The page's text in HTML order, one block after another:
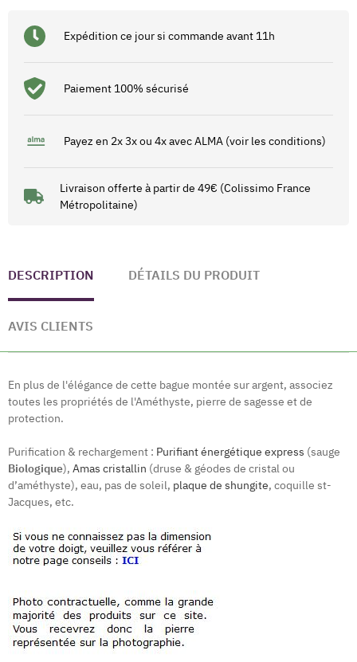
Expédition ce jour si commande avant 11h
Paiement 100% sécurisé
Payez en 2x 3x ou 4x avec ALMA (voir les conditions)
Livraison offerte à partir de 49€ (Colissimo France
Métropolitaine)
DESCRIPTION DÉTAILS DU PRODUIT
AVIS CLIENTS
En plus de l'élégance de cette bague montée sur argent, associez
toutes les propriétés de l'Améthyste, pierre de sagesse et de
protection.
Purification & rechargement : Purifiant énergétique express (sauge
Biologique), Amas cristallin (druse & géodes de cristal ou
d’améthyste), eau, pas de soleil, plaque de shungite, coquille st-
Jacques, etc.